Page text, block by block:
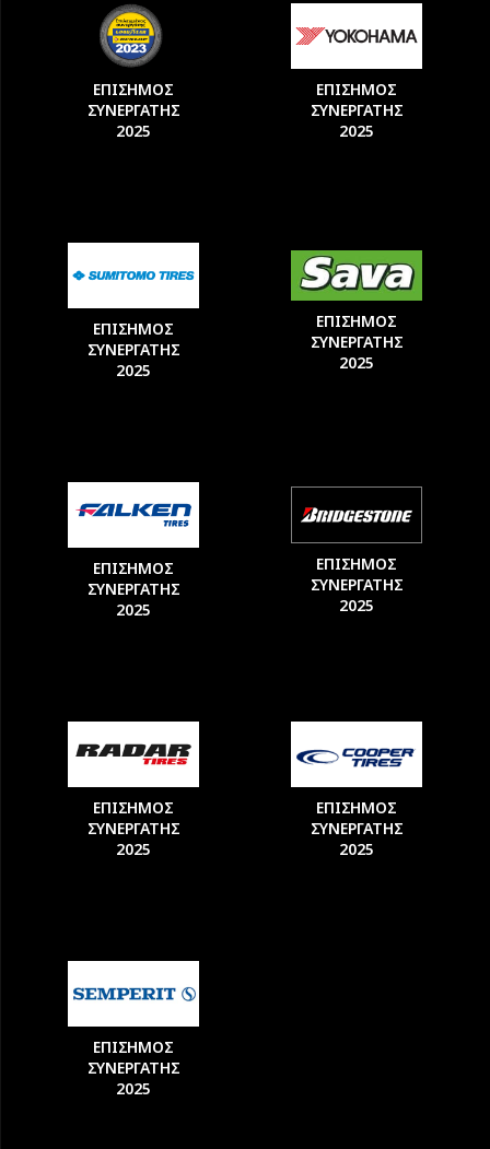
ΕΠΙΣΗΜΟΣ
ΣΥΝΕΡΓΑΤΗΣ
2025
ΕΠΙΣΗΜΟΣ
ΣΥΝΕΡΓΑΤΗΣ
2025
ΕΠΙΣΗΜΟΣ
ΣΥΝΕΡΓΑΤΗΣ
2025
ΕΠΙΣΗΜΟΣ
ΣΥΝΕΡΓΑΤΗΣ
2025
ΕΠΙΣΗΜΟΣ
ΣΥΝΕΡΓΑΤΗΣ
2025
ΕΠΙΣΗΜΟΣ
ΣΥΝΕΡΓΑΤΗΣ
2025
ΕΠΙΣΗΜΟΣ
ΣΥΝΕΡΓΑΤΗΣ
2025
ΕΠΙΣΗΜΟΣ
ΣΥΝΕΡΓΑΤΗΣ
2025
ΕΠΙΣΗΜΟΣ
ΣΥΝΕΡΓΑΤΗΣ
2025